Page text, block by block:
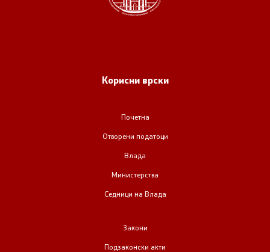
Со еден клик до сите услуги
Корисни врски
Почетна
Отворени податоци
Влада
Министерства
Седници на Влада
Закони
Подзаконски акти